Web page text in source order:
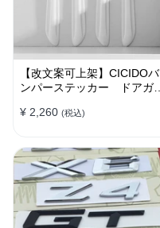
【改文案可上架】CICIDOバ
ンパーステッカー ドアガー
スクラッチ シリカゲル
¥ 2,260 (税込)